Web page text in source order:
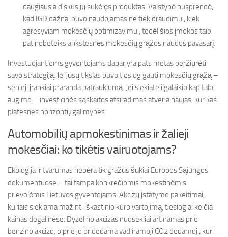
daugiausia diskusijų sukėlęs produktas. Valstybė nusprendė,
kad IGD dažnai buvo naudojamas ne tiek draudimui, kiek
agresyviam mokesčių optimizavimui, todėl šios įmokos taip
pat nebeteiks ankstesnės mokesčių grąžos naudos pavasarį.
Investuojantiems gyventojams dabar yra pats metas peržiūrėti
savo strategiją. Jei jūsų tikslas buvo tiesiog gauti mokesčių grąžą –
senieji įrankiai praranda patrauklumą. Jei siekiate ilgalaikio kapitalo
augimo – investicinės sąskaitos atsiradimas atveria naujas, kur kas
platesnes horizontų galimybes.
Automobilių apmokestinimas ir žalieji
mokesčiai: ko tikėtis vairuotojams?
Ekologija ir tvarumas nebėra tik gražūs šūkiai Europos Sąjungos
dokumentuose – tai tampa konkrečiomis mokestinėmis
prievolėmis Lietuvos gyventojams. Akcizų įstatymo pakeitimai,
kuriais siekiama mažinti iškastinio kuro vartojimą, tiesiogiai keičia
kainas degalinėse. Dyzelino akcizas nuosekliai artinamas prie
benzino akcizo, o prie jo pridedama vadinamoji CO2 dedamoji, kuri